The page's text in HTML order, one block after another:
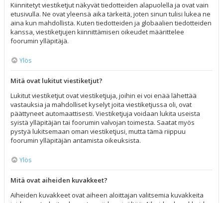
Kiinnitetyt viestiketjut näkyvät tiedotteiden alapuolella ja ovat vain
etusivulla. Ne ovat yleensä aika tärkeitä, joten sinun tulisi lukea ne
aina kun mahdollista. Kuten tiedotteiden ja globaalien tiedotteiden
kanssa, viestiketjujen kiinnittämisen oikeudet määrittelee
foorumin ylläpitäjä.
Ylös
Mitä ovat lukitut viestiketjut?
Lukitut viestiketjut ovat viestiketjuja, joihin ei voi enää lähettää
vastauksia ja mahdolliset kyselyt joita viestiketjussa oli, ovat
päättyneet automaattisesti. Viestiketjuja voidaan lukita useista
syistä ylläpitäjän tai foorumin valvojan toimesta. Saatat myös
pystyä lukitsemaan oman viestiketjusi, mutta tämä riippuu
foorumin ylläpitäjän antamista oikeuksista.
Ylös
Mitä ovat aiheiden kuvakkeet?
Aiheiden kuvakkeet ovat aiheen aloittajan valitsemia kuvakkeita